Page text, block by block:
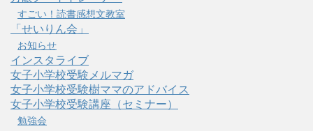
すごい！読書感想文教室
「せいりん会」
お知らせ
インスタライブ
女子小学校受験メルマガ
女子小学校受験樹ママのアドバイス
女子小学校受験講座（セミナー）
勉強会